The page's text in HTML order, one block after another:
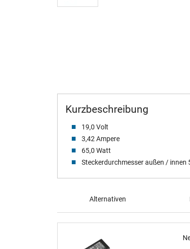
Kurzbeschreibung
19,0 Volt
3,42 Ampere
65,0 Watt
Steckerdurchmesser außen / innen
Alternativen